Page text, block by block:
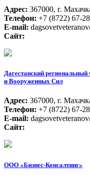
Адрес: 367000, г.
Телефон: +7 (8722) 67-
E-mail:
Сайт:
Дагестанский
и Вооруженных Сил
Адрес: 367000, г.
Телефон: +7 (8722) 67-
E-mail:
Сайт:
ООО «Бизнес-Консалтинг»